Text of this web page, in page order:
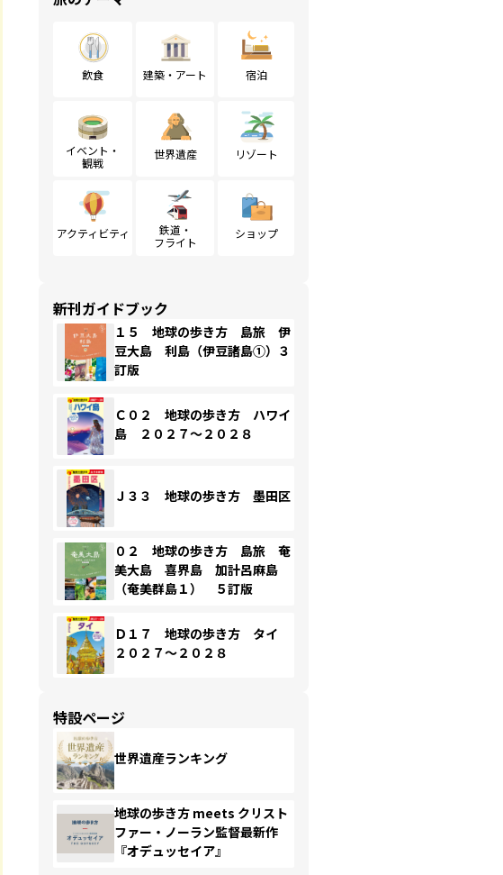
飲食 建築・アート 宿泊
イベント・
観戦
世界遺産 リゾート
アクティビティ
鉄道・
フライト
ショップ
新刊ガイドブック
１５ 地球の歩き方 島旅 伊
豆大島 利島（伊豆諸島①）３
訂版
Ｃ０２ 地球の歩き方 ハワイ
島 ２０２７～２０２８
Ｊ３３ 地球の歩き方 墨田区
０２ 地球の歩き方 島旅 奄
美大島 喜界島 加計呂麻島
（奄美群島１） ５訂版
Ｄ１７ 地球の歩き方 タイ
２０２７～２０２８
特設ページ
世界遺産ランキング
地球の歩き方 meets クリスト
ファー・ノーラン監督最新作
『オデュッセイア』